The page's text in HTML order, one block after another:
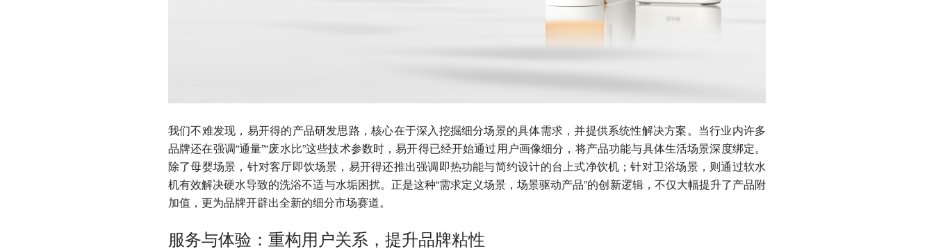
我们不难发现，易开得的产品研发思路，核心在于深入挖掘细分场景的具体需求，并提供系统性解决方案。当行业内许多
品牌还在强调“通量”“废水比”这些技术参数时，易开得已经开始通过用户画像细分，将产品功能与具体生活场景深度绑定。
除了母婴场景，针对客厅即饮场景，易开得还推出强调即热功能与简约设计的台上式净饮机；针对卫浴场景，则通过软水
机有效解决硬水导致的洗浴不适与水垢困扰。正是这种“需求定义场景，场景驱动产品”的创新逻辑，不仅大幅提升了产品附
加值，更为品牌开辟出全新的细分市场赛道。
服务与体验：重构用户关系，提升品牌粘性